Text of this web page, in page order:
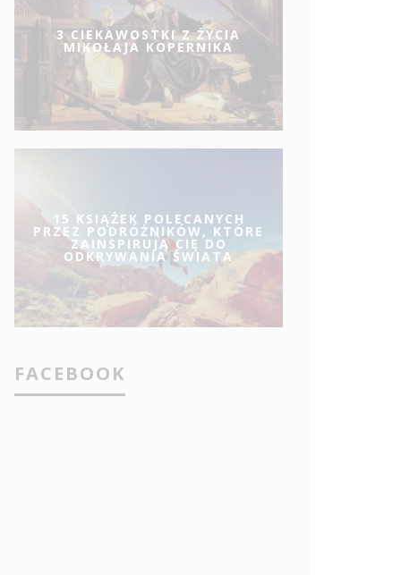
3 CIEKAWOSTKI Z ŻYCIA
MIKOŁAJA KOPERNIKA
15 KSIĄŻEK POLECANYCH
PRZEZ PODRÓŻNIKÓW, KTÓRE
ZAINSPIRUJĄ CIĘ DO
ODKRYWANIA ŚWIATA
FACEBOOK